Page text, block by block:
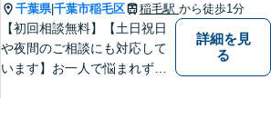
千葉県|千葉市稲毛区 稲毛駅 から徒歩1分
【初回相談無料】【土日祝日
や夜間のご相談にも対応して
います】お一人で悩まれず、
詳細を見
る